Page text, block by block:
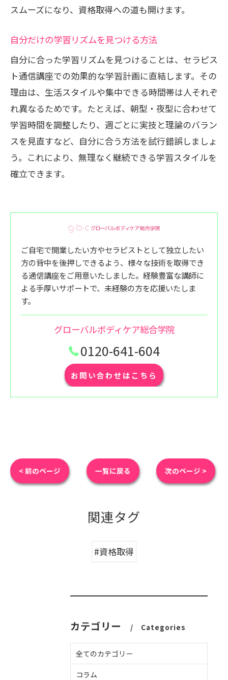
スムーズになり、資格取得への道も開けます。
自分だけの学習リズムを見つける方法
自分に合った学習リズムを見つけることは、セラピス
ト通信講座での効果的な学習計画に直結します。その
理由は、生活スタイルや集中できる時間帯は人それぞ
れ異なるためです。たとえば、朝型・夜型に合わせて
学習時間を調整したり、週ごとに実技と理論のバラン
スを見直すなど、自分に合う方法を試行錯誤しましょ
う。これにより、無理なく継続できる学習スタイルを
確立できます。
ご自宅で開業したい方やセラピストとして独立したい
方の背中を後押しできるよう、様々な技術を取得でき
る通信講座をご用意いたしました。経験豊富な講師に
よる手厚いサポートで、未経験の方を応援いたしま
す。
グローバルボディケア総合学院
0120-641-604
お問い合わせはこちら
< 前のページ 一覧に戻る 次のページ >
関連タグ
#資格取得
カテゴリー Categories
全てのカテゴリー
コラム